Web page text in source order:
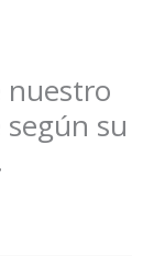
nuestro
su